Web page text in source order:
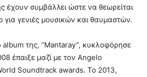
έχουν συμβάλλει ώστε να θεωρείται
για γενιές μουσικών και θαυμαστών.
της, “Mantaray”, κυκλοφόρησε
έπαιξε μαζί με τον Angelo
Soundtrack awards. Το 2013,